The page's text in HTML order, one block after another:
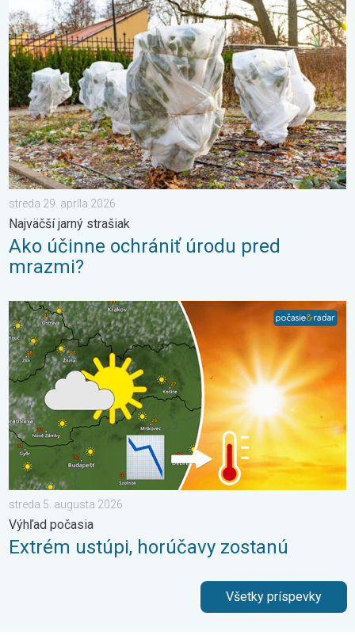
Ako účinne ochrániť úrodu pred mrazmi?. Najväčší jarný
streda 29. apríla 2026
Najväčší jarný strašiak
Ako účinne ochrániť úrodu pred
mrazmi?
Extrém ustúpi, horúčavy zostanú. Výhľad počasia. . . streda 5.
streda 5. augusta 2026
Výhľad počasia
Extrém ustúpi, horúčavy zostanú
Všetky príspevky